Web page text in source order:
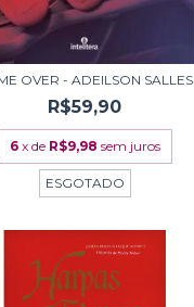
OVER - ADEILSON SALLES
R$59,90
6 x de R$9,98 sem juros
ESGOTADO